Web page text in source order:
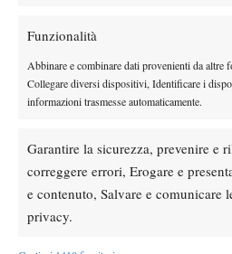
Funzionalità
Abbinare e combinare dati provenienti da altre
Collegare diversi dispositivi, Identificare i
informazioni trasmesse automaticamente.
Garantire la sicurezza, prevenire e
correggere errori, Erogare e
e contenuto, Salvare e comunicare
privacy.
Oggi, quando si indica la mejo
Tomic, la consacrazione di Raonic e
resurrezione di Berankis. Tutti
Nishikori.
Bene, sappiate che, anche
cinque che abbiamo citato
Top Ten